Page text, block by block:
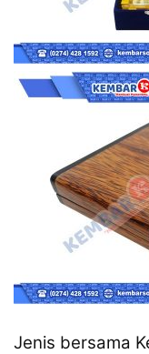
Jenis bersama